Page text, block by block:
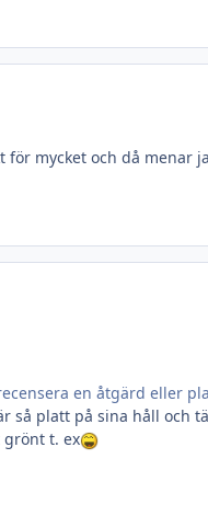
mycket och då menar
en åtgärd eller
så platt på sina håll
grönt t. ex